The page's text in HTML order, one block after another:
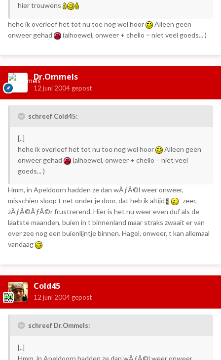
hier trouwens
hehe ik overleef het tot nu toe nog wel hoor
Alleen geen
onweer gehad
(alhoewel, onweer + chello = niet veel goeds... )
Dr.Ommels
12 juni 2004 gepost
schreef Cold45:
[..]
hehe ik overleef het tot nu toe nog wel hoor
Alleen geen
onweer gehad
(alhoewel, onweer + chello = niet veel
goeds... )
Hmm, in Apeldoorn hadden ze dan wÃƒÂ©l weer onweer,
misschien sloop t net onder je door, dat heb ik altijd
zeer,
zÃƒÂ©ÃƒÂ©r frustrerend. Hier is het nu weer even duf als de
laatste maanden, buien in t binnenland maar straks zwaait er van
over zee nog een buienlijntje binnen. Hagel, onweer, t kan allemaal
vandaag
Cold45
12 juni 2004 gepost
schreef Dr.Ommels:
[..]